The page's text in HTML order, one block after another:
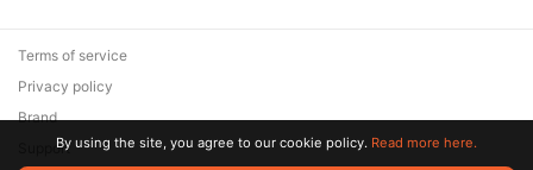
Terms of service
Privacy policy
Brand
SupportBy using the site, you agree to our cookie policy. Read more here.